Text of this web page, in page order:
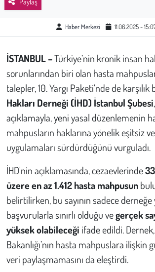
Haber Merkezi 11.06.2025 -
İSTANBUL –Türkiye’nin kronik insan
sorunlarından biri olan hasta
talepler, 10. Yargı Paketi’nde de karşılık
Hakları Derneği (İHD) İstanbul Şubesi
açıklamayla, yeni yasal düzenlemenin
mahpusların haklarına yönelik eşitsiz ve
uygulamaları sürdürdüğünü vurguladı.
İHD'nin açıklamasında, cezaevlerinde
üzere en az 1.412 hasta mahpusun
belirtilirken, bu sayının sadece derneğe
başvurularla sınırlı olduğu vegerçek
yüksek olabileceği ifade edildi.
Bakanlığı’nın hasta mahpuslara ilişkin
veri paylaşmamasını da eleştirdi.
Kültür Sanat
İnsan Hakları
Hayvan Hakları
Çevre
Galeri
Günün İçinden
Vefat İlanları
Tarih
Hukuk